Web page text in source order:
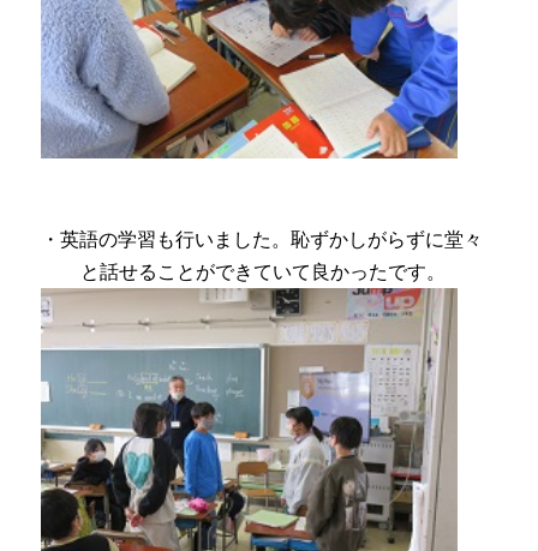
・英語の学習も行いました。恥ずかしがらずに堂々
と話せることができていて良かったです。